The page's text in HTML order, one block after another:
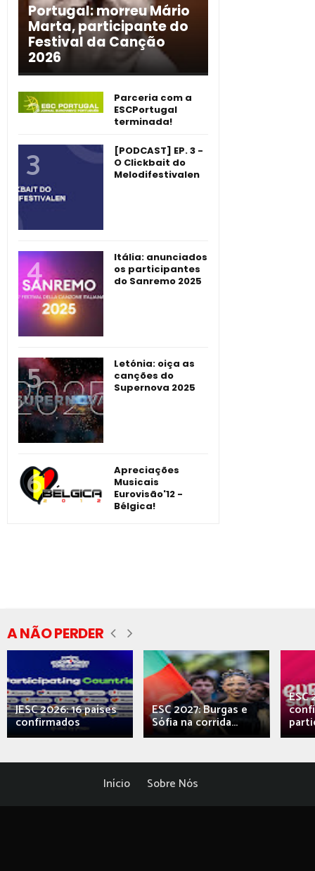
Portugal: morreu Mário
Marta, participante do
Festival da Canção
2026
Parceria com a
ESCPortugal
terminada!
[PODCAST] EP. 3 -
O Clickbait do
Melodifestivalen
Itália: anunciados
os participantes
do Sanremo 2025
Letónia: oiça as
canções do
Supernova 2025
Apreciações
Musicais
Eurovisão'12 -
Bélgica!
A NÃO PERDER
JESC 2026: 16 países
confirmados
ESC 2027: Burgas e
Sófia na corrida...
ESC
Início Sobre Nós